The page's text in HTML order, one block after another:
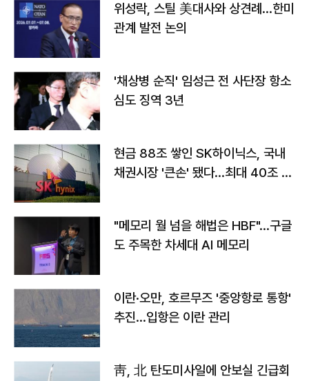
위성락, 스틸 美대사와 상견례…한미
관계 발전 논의
'채상병 순직' 임성근 전 사단장 항소
심도 징역 3년
현금 88조 쌓인 SK하이닉스, 국내
채권시장 '큰손' 됐다…최대 40조 투
"메모리 월 넘을 해법은 HBF"…구글
도 주목한 차세대 AI 메모리
이란·오만, 호르무즈 '중앙항로 통항'
추진…입항은 이란 관리
靑, 北 탄도미사일에 안보실 긴급회